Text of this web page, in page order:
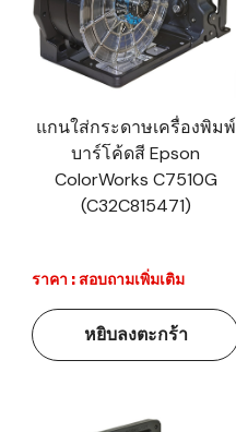
แกนใส่กระดาษเครื่องพิมพ์
บาร์โค้ดสี Epson
ColorWorks C7510G
(C32C815471)
ราคา : สอบถามเพิ่มเติม
หยิบลงตะกร้า